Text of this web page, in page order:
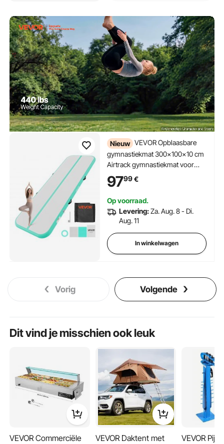
Nieuw VEVOR Opblaasbare
gymnastiekmat 300x100x10 cm
Airtrack gymnastiekmat voor
training, wedstrijden en yoga,
met antislipoppervlak, 600W
elektrische luchtpomp,
reparatiepatch, mondstukken en
tas, mintgroen
9799€
Op voorraad.
Levering:Za. Aug. 8 - Di.
Aug. 11
In winkelwagen
Vorig Volgende
Dit vind je misschien ook leuk
VEVOR Commerciële
VEVOR Daktent met
VEVOR